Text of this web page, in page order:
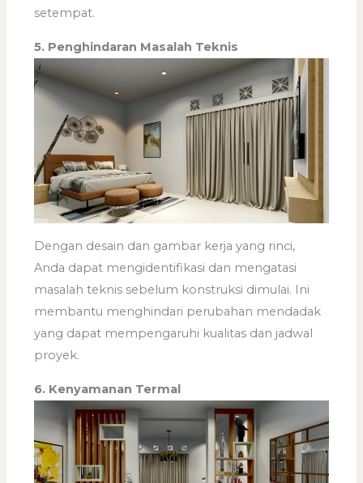
setempat.
5. Penghindaran Masalah Teknis
Dengan desain dan gambar kerja yang rinci,
Anda dapat mengidentifikasi dan mengatasi
masalah teknis sebelum konstruksi dimulai. Ini
membantu menghindari perubahan mendadak
yang dapat mempengaruhi kualitas dan jadwal
proyek.
6. Kenyamanan Termal